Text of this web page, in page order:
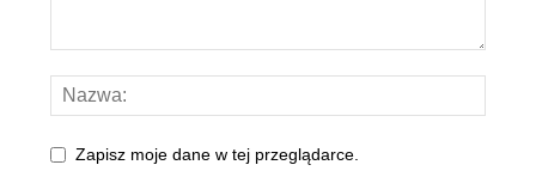
Zapisz moje dane w tej przeglądarce.